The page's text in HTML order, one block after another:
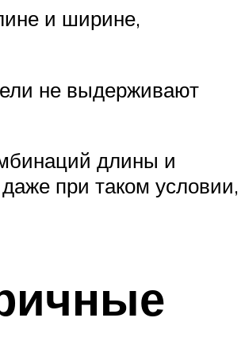
и ширине,
не выдерживают
длины и
при таком условии,